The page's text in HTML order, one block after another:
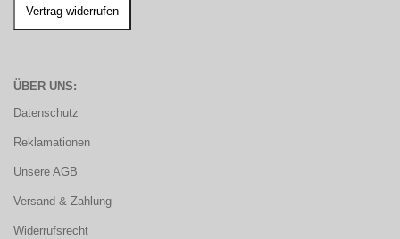
ÜBER UNS:
Datenschutz
Reklamationen
Unsere AGB
Versand & Zahlung
Widerrufsrecht